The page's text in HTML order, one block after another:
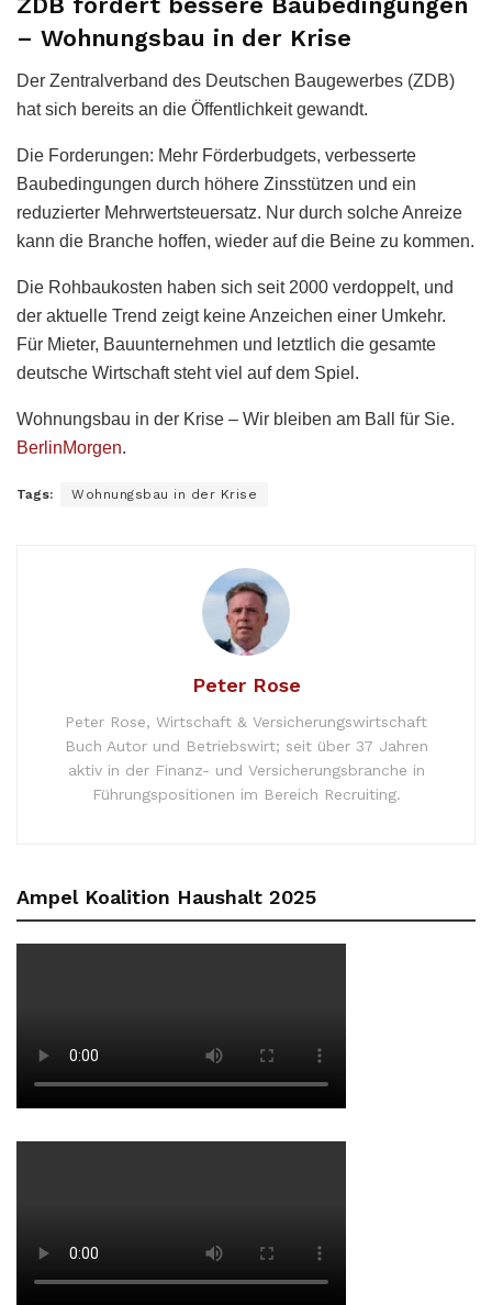
– Wohnungsbau in der Krise
Der Zentralverband des Deutschen Baugewerbes (ZDB)
hat sich bereits an die Öffentlichkeit gewandt.
Die Forderungen: Mehr Förderbudgets, verbesserte
Baubedingungen durch höhere Zinsstützen und ein
reduzierter Mehrwertsteuersatz. Nur durch solche Anreize
kann die Branche hoffen, wieder auf die Beine zu kommen.
Die Rohbaukosten haben sich seit 2000 verdoppelt, und
der aktuelle Trend zeigt keine Anzeichen einer Umkehr.
Für Mieter, Bauunternehmen und letztlich die gesamte
deutsche Wirtschaft steht viel auf dem Spiel.
Wohnungsbau in der Krise – Wir bleiben am Ball für Sie.
BerlinMorgen.
Tags: Wohnungsbau in der Krise
Peter Rose
Peter Rose, Wirtschaft & Versicherungswirtschaft
Buch Autor und Betriebswirt; seit über 37 Jahren
aktiv in der Finanz- und Versicherungsbranche in
Führungspositionen im Bereich Recruiting.
Ampel Koalition Haushalt 2025